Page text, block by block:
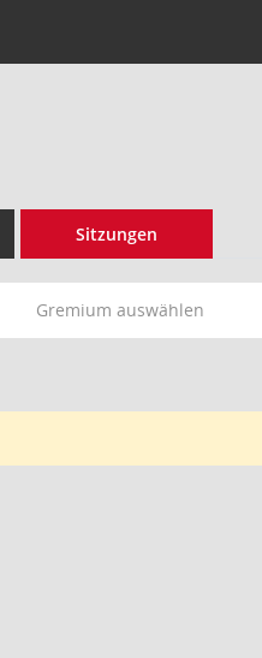
Sitzungen
Gremium auswählen